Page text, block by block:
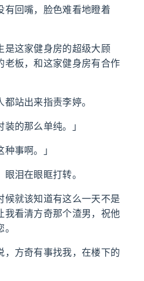
有回嘴，脸色难看地瞪着
是这家健身房的超级大顾
老板，和这家健身房有合作
站出来指责李婷。
装的那么单纯。」
事啊。」
泪在眼眶打转。
候就该知道有这么一天不是
我看清方奇那个渣男，祝他
，方奇有事找我，在楼下的